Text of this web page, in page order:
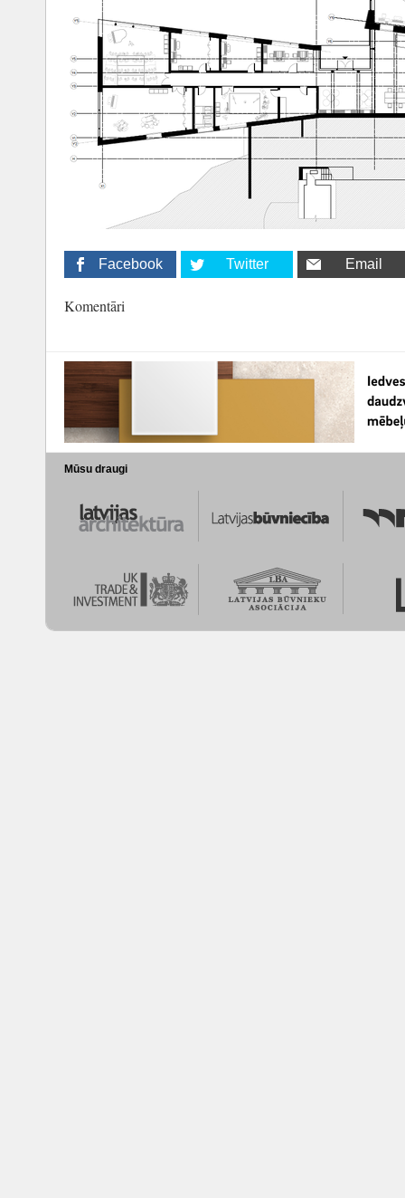
Facebook Twitter Email
Komentāri
Mūsu draugi